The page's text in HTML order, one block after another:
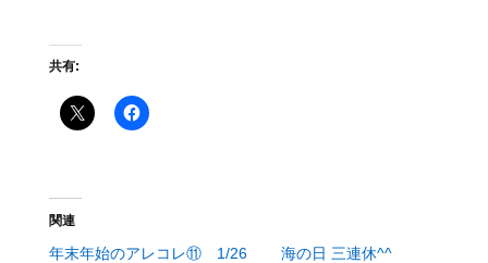
共有:
関連
年末年始のアレコレ⑪ 1/26
海の日 三連休^^